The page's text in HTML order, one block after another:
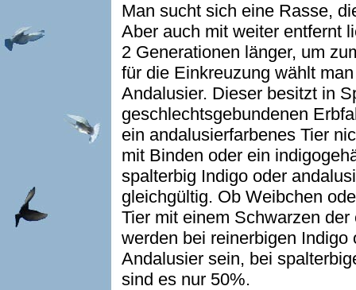
Man sucht sich eine Rasse,
Aber auch mit weiter entfernt
2 Generationen länger, um
für die Einkreuzung wählt
Andalusier. Dieser besitzt in
geschlechtsgebundenen
ein andalusierfarbenes Tier
mit Binden oder ein
spalterbig Indigo oder
gleichgültig. Ob Weibchen
Tier mit einem Schwarzen
werden bei reinerbigen
Andalusier sein, bei
sind es nur 50%.